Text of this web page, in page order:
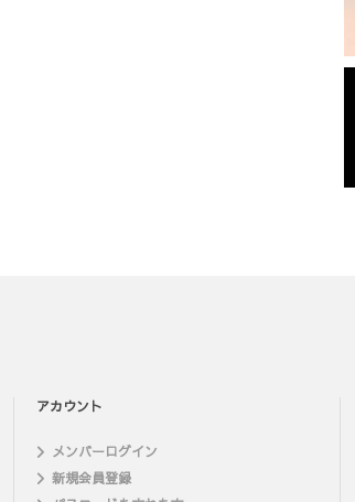
アカウント
メンバーログイン
新規会員登録